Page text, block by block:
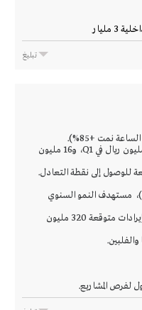
مليار
تبليغ
نمت +85%).
🔚 تصفية "نبض" (خسائر: 5.2 مليون ريال في Q1، و16 مليون
للوصول إلى نقطة التعادل.
العاملة: 53 ألف (+7%)، مستهدف النمو السنوي
🤝 عقود جديدة: 5500 عامل، بإيرادات متوقعة 320 مليون
لفرص المشاريع.